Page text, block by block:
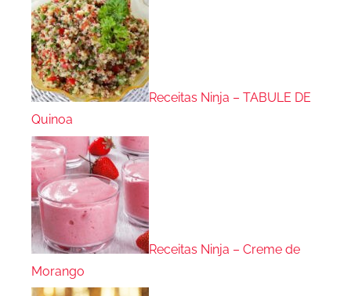
Receitas Ninja – TABULE DE
Quinoa
Receitas Ninja – Creme de
Morango